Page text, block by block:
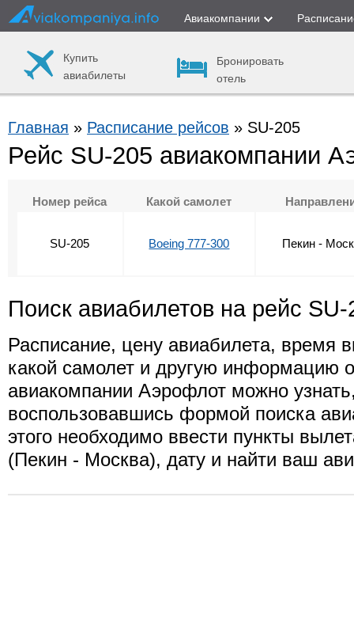
Авиакомпании
Купить
авиабилеты
Бронировать
отель
Главная » Расписание рейсов » SU-205
Рейс SU-205 авиакомпании
Номер рейса Какой самолет
SU-205 Boeing 777-300 Пекин -
Поиск авиабилетов на рейс SU-
Расписание, цену авиабилета, время
какой самолет и другую информацию
авиакомпании Аэрофлот можно
воспользовавшись формой поиска
этого необходимо ввести пункты
(Пекин - Москва), дату и найти ваш